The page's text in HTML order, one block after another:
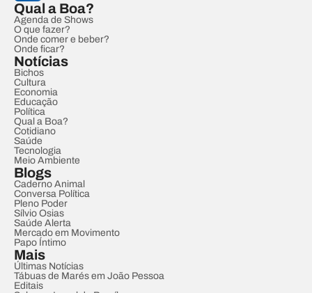
Qual a Boa?
Agenda de Shows
O que fazer?
Onde comer e beber?
Onde ficar?
Notícias
Bichos
Cultura
Economia
Educação
Política
Qual a Boa?
Cotidiano
Saúde
Tecnologia
Meio Ambiente
Blogs
Caderno Animal
Conversa Política
Pleno Poder
Sílvio Osias
Saúde Alerta
Mercado em Movimento
Papo Íntimo
Mais
Últimas Notícias
Tábuas de Marés em João Pessoa
Editais